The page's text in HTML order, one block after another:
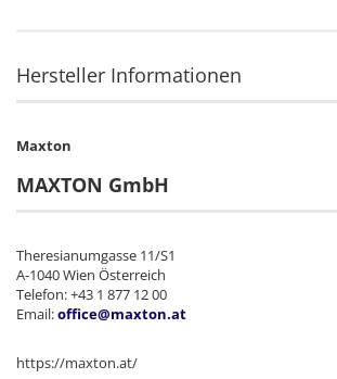
Hersteller Informationen
Maxton
MAXTON GmbH
Theresianumgasse 11/S1
A-1040 Wien Österreich
Telefon: +43 1 877 12 00
Email:office@maxton.at
https://maxton.at/